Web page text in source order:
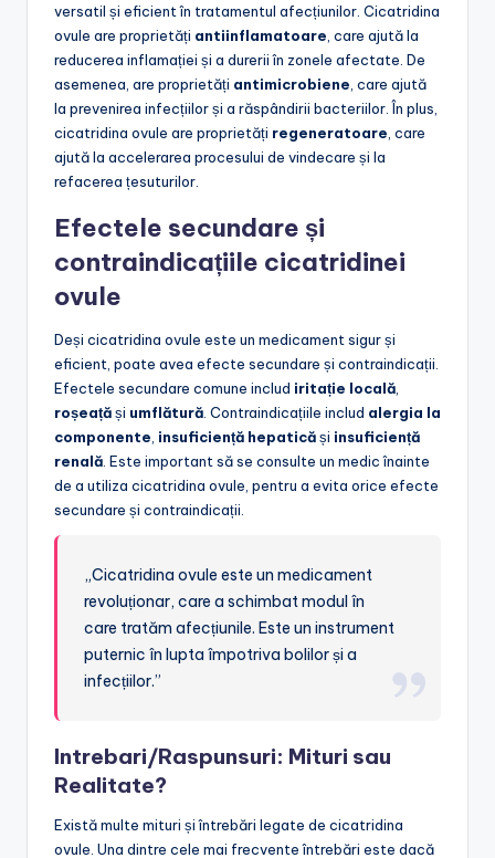
versatil și eficient în tratamentul afecțiunilor. Cicatridina
ovule are proprietăți antiinflamatoare , care ajută la
reducerea inflamației și a durerii în zonele afectate. De
asemenea, are proprietăți antimicrobiene , care ajută
la prevenirea infecțiilor și a răspândirii bacteriilor. În plus,
cicatridina ovule are proprietăți regeneratoare , care
ajută la accelerarea procesului de vindecare și la
refacerea țesuturilor.
Efectele secundare și
contraindicațiile cicatridinei
ovule
Deși cicatridina ovule este un medicament sigur și
eficient, poate avea efecte secundare și contraindicații.
Efectele secundare comune includ iritație locală
roșeațăși umflătură . Contraindicațiile includ alergia la
componente insuficiență hepaticăși insuficiență
renală . Este important să se consulte un medic înainte
de a utiliza cicatridina ovule, pentru a evita orice efecte
secundare și contraindicații.
„Cicatridina ovule este un medicament
revoluționar, care a schimbat modul în
care tratăm afecțiunile. Este un instrument
puternic în lupta împotriva bolilor și a
infecțiilor.”
Intrebari/Raspunsuri: Mituri sau
Realitate?
Există multe mituri și întrebări legate de cicatridina
ovule. Una dintre cele mai frecvente întrebări este dacă